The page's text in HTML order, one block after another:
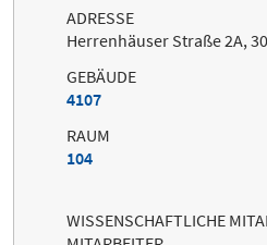
ADRESSE
Herrenhäuser Straße 2A,
GEBÄUDE
4107
RAUM
104
WISSENSCHAFTLICHE